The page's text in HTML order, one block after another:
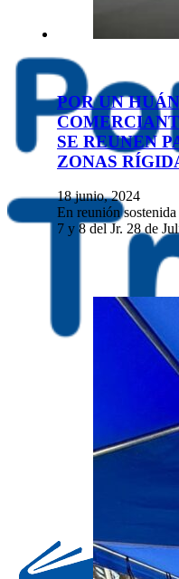
POR UN
SE REUNEN
ZONAS
18 junio, 2024
En reunión
7 y 8 del Jr. 28 de